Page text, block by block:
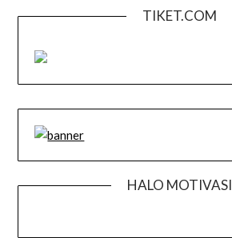
TIKET.COM
HALO MOTIVASI